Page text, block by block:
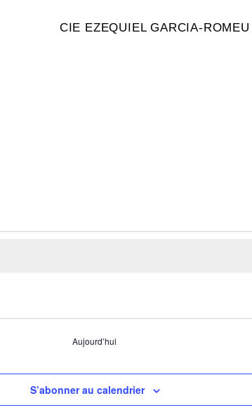
CIE EZEQUIEL GARCIA-ROMEU
Aujourd’hui
S’abonner au calendrier